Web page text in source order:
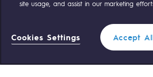
Standard Teréga 0 559 133 400
site usage, and assist in our marketing
Cookies Settings Accept